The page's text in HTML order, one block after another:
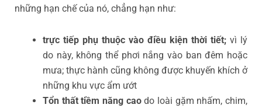
những hạn chế của nó, chẳng hạn như:
trực tiếp phụ thuộc vào điều kiện thời tiết; vì lý
do này, không thể phơi nắng vào ban đêm hoặc
mưa; thực hành cũng không được khuyến khích ở
những khu vực ẩm ướt
Tổn thất tiềm năng caodo loài gặm nhấm, chim,